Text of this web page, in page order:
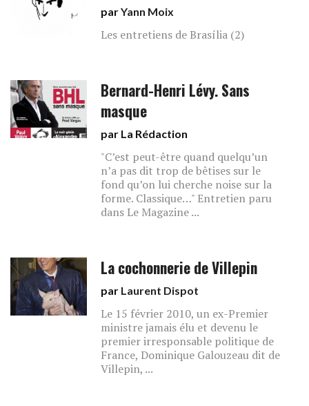
parYann Moix
Les entretiens de Brasília (2)
Bernard-Henri Lévy. Sans
masque
par La Rédaction
"C’est peut-être quand quelqu’un
n’a pas dit trop de bêtises sur le
fond qu’on lui cherche noise sur la
forme. Classique…" Entretien paru
dans Le Magazine ...
La cochonnerie de Villepin
par Laurent Dispot
Le 15 février 2010, un ex-Premier
ministre jamais élu et devenu le
premier irresponsable politique de
France, Dominique Galouzeau dit de
Villepin, ...